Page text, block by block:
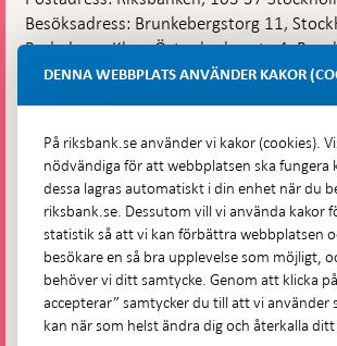
Besöksadress: Brunkebergstorg 11,
Budadress: Klara Östra kyrkogata 4,
Lastplats 6
Hitta direkt
Frågor och svar-
Öppnas
i
ny
flik
Till Riksbankens webbarkiv-
Öppnas
i
ny
Presskontakt
Integritetspolicy
DENNA WEBBPLATS ANVÄNDER KAKOR
På riksbank.se använder vi kakor (cookies).
nödvändiga för att webbplatsen ska fungera
dessa lagras automatiskt i din enhet när du
riksbank.se. Dessutom vill vi använda kakor
statistik så att vi kan förbättra webbplatsen
besökare en så bra upplevelse som möjligt,
behöver vi ditt samtycke. Genom att klicka på
accepterar” samtycker du till att vi använder
kan när som helst ändra dig och återkalla